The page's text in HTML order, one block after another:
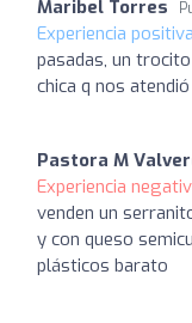
Maribel Torres
Experiencia
pasadas, un
chica q nos
Pastora M
Experiencia
venden un
y con queso
plásticos barato